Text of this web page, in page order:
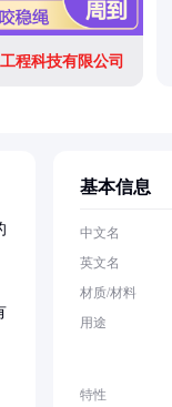
程科技有限公司
基本信息
中文名
英文名
材质/材料
用途
特性